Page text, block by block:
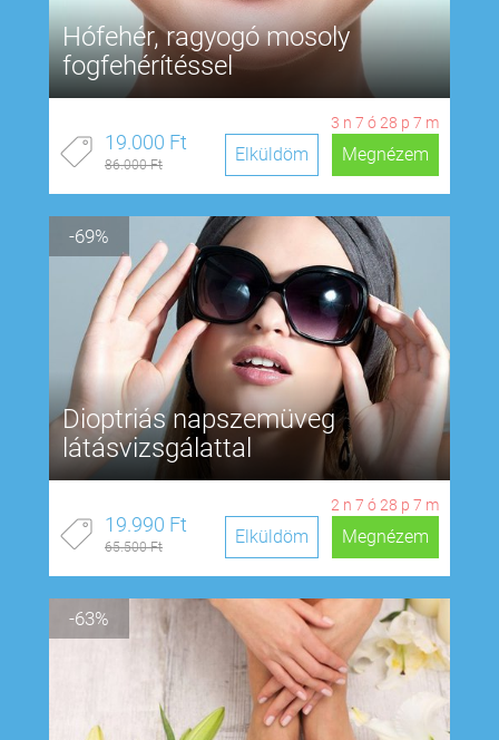
Hófehér, ragyogó mosoly
fogfehérítéssel
3 n 7 ó 28 p 6 m
19.000 Ft
86.000 Ft Megnézem
Elküldöm
-69%
Dioptriás napszemüveg
látásvizsgálattal
2 n 7 ó 28 p 6 m
19.990 Ft
65.500 Ft Megnézem
Elküldöm
-63%